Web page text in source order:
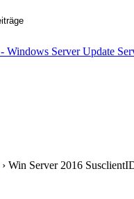
› Win Server 2016